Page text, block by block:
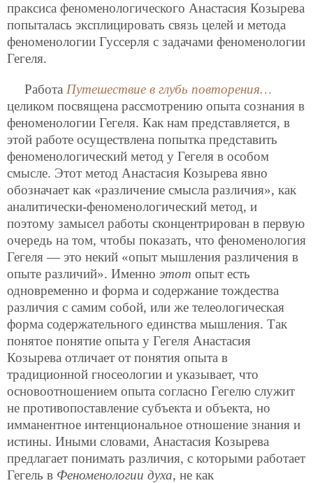
праксиса феноменологического Анастасия Козырева
попыталась эксплицировать связь целей и метода
феноменологии Гуссерля с задачами феноменологии
Гегеля.
Работа Путешествие в глубь повторения…
целиком посвящена рассмотрению опыта сознания в
феноменологии Гегеля. Как нам представляется, в
этой работе осуществлена попытка представить
феноменологический метод у Гегеля в особом
смысле. Этот метод Анастасия Козырева явно
обозначает как «различение смысла различия», как
аналитически-феноменологический метод, и
поэтому замысел работы сконцентрирован в первую
очередь на том, чтобы показать, что феноменология
Гегеля — это некий «опыт мышления различения в
опыте различий». Именно этот опыт есть
одновременно и форма и содержание тождества
различия с самим собой, или же телеологическая
форма содержательного единства мышления. Так
понятое понятие опыта у Гегеля Анастасия
Козырева отличает от понятия опыта в
традиционной гносеологии и указывает, что
основоотношением опыта согласно Гегелю служит
не противопоставление субъекта и объекта, но
имманентное интенциональное отношение знания и
истины. Иными словами, Анастасия Козырева
предлагает понимать различия, с которыми работает
Гегель в Феноменологии духа, не как